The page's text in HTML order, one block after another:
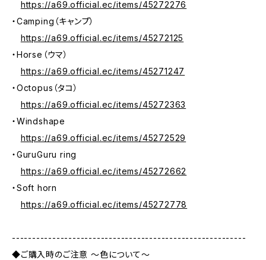
https://a69.official.ec/items/45272276
・Camping（キャンプ）
https://a69.official.ec/items/45272125
・Horse（ウマ）
https://a69.official.ec/items/45271247
・Octopus（タコ）
https://a69.official.ec/items/45272363
・Windshape
https://a69.official.ec/items/45272529
・GuruGuru ring
https://a69.official.ec/items/45272662
・Soft horn
https://a69.official.ec/items/45272778
----------------------------------------------------------
◆ご購入時のご注意 ～色について～